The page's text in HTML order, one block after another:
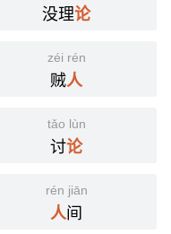
没理论
zéi rén
贼人
tǎo lùn
讨论
rén jiān
人间